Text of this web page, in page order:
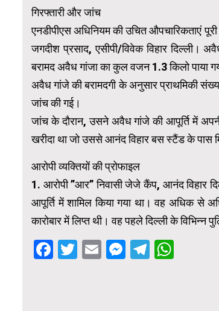
गिरफ्तारी और जांच
एनडीपीएस अधिनियम की उचित औपचारिकताएं
जगदीश प्रसाद, एसीपी/विवेक विहार दिल्ली।
बरामद अवैध गांजा का कुल वजन 1.3 किलो पाया
अवैध गांजे की बरामदगी के अनुसार प्राथमिकी
जांच की गई।
जांच के दौरान, उसने अवैध गांजे की आपूर्ति में
खरीदा था जो उससे आनंद विहार बस स्टैंड के पास
आरोपी व्यक्तियों की प्रोफाइल
1. आरोपी ”आर” निवासी जेजे कैंप, आनंद विहार
आपूर्ति में शामिल किया गया था। वह अधिक से
कारोबार में लिप्त थी। वह पहले दिल्ली के
Facebook
Twitter
EmailMessenger
Telegram